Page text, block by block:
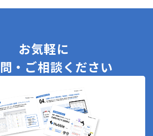
お気軽に
・ご相談ください